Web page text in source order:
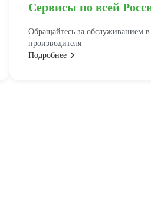
Сервисы по всей
Обращайтесь за обслуживанием
производителя
Подробнее